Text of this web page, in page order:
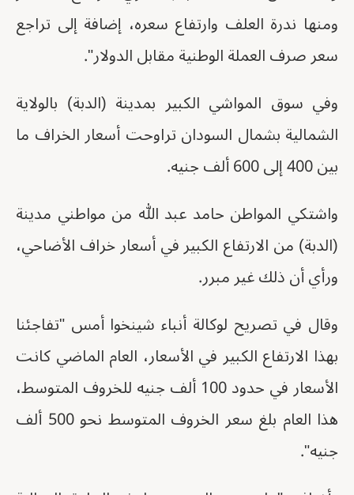
ومنها ندرة العلف وارتفاع سعره، إضافة إلى تراجع
سعر صرف العملة الوطنية مقابل الدولار".
وفي سوق المواشي الكبير بمدينة (الدبة) بالولاية
الشمالية بشمال السودان تراوحت أسعار الخراف ما
بين 400 إلى 600 ألف جنيه.
واشتكي المواطن حامد عبد الله من مواطني مدينة
(الدبة) من الارتفاع الكبير في أسعار خراف الأضاحي،
ورأي أن ذلك غير مبرر.
وقال في تصريح لوكالة أنباء شينخوا أمس "تفاجئنا
بهذا الارتفاع الكبير في الأسعار، العام الماضي كانت
الأسعار في حدود 100 ألف جنيه للخروف المتوسط،
هذا العام بلغ سعر الخروف المتوسط نحو 500 ألف
جنيه".